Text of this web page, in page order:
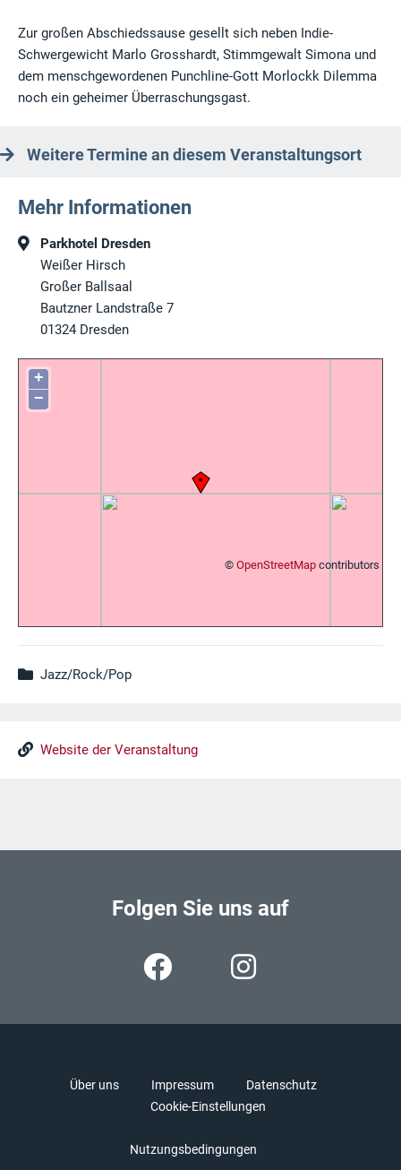
Zur großen Abschiedssause gesellt sich neben Indie-
Schwergewicht Marlo Grosshardt, Stimmgewalt Simona und
dem menschgewordenen Punchline-Gott Morlockk Dilemma
noch ein geheimer Überraschungsgast.
Weitere Termine an diesem Veranstaltungsort
Mehr Informationen
Parkhotel Dresden
Weißer Hirsch
Großer Ballsaal
Bautzner Landstraße 7
01324 Dresden
+
−
© OpenStreetMap contributors
Jazz/Rock/Pop
Website der Veranstaltung
Folgen Sie uns auf
Über uns Impressum
Datenschutz
Cookie-Einstellungen
Nutzungsbedingungen